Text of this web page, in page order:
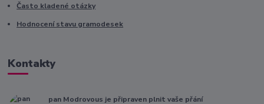
Často kladené otázky
Hodnocení stavu gramodesek
Kontakty
pan Modrovous je připraven plnit vaše přání